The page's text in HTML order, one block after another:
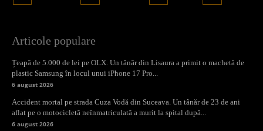
Articole populare
Țeapă de 5.000 de lei pe OLX. Un tânăr din Lisaura a primit o machetă de
plastic Samsung în locul unui iPhone 17 Pro...
6 august 2026
Accident mortal pe strada Cuza Vodă din Suceava. Un tânăr de 23 de ani
aflat pe o motocicletă neînmatriculată a murit la spital după...
6 august 2026